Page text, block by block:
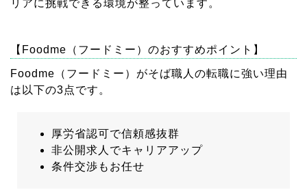
リアに挑戦できる環境が整っています。
【Foodme（フードミー）のおすすめポイント】
Foodme（フードミー）がそば職人の転職に強い理由
は以下の3点です。
厚労省認可で信頼感抜群
非公開求人でキャリアアップ
条件交渉もお任せ